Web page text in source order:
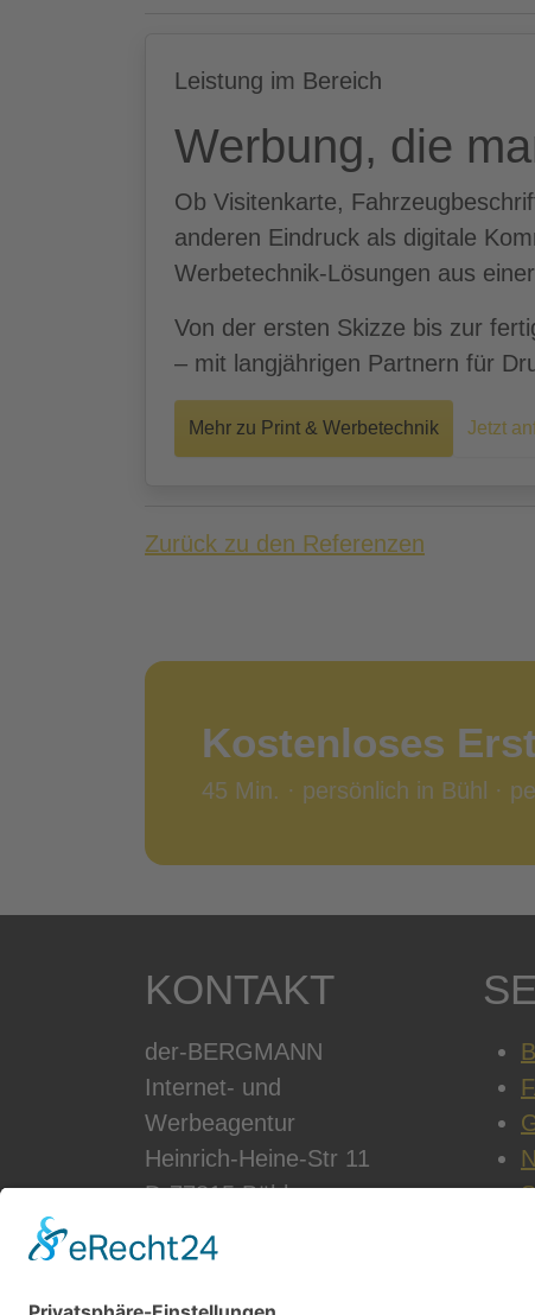
Leistung im Bereich
Werbung, die
Ob Visitenkarte,
anderen Eindruck als digitale
Werbetechnik-Lösungen aus
Von der ersten Skizze bis zur
– mit langjährigen Partnern für
Mehr zu Print & Werbetechnik Jetzt
Zurück zu den Referenzen
Kostenloses
45 Min. · persönlich in Bühl ·
KONTAKT
der-BERGMANN
Internet- und
Werbeagentur
Heinrich-Heine-Str 11
D-77815 Bühl
Telefon: +49 7223 28353-0